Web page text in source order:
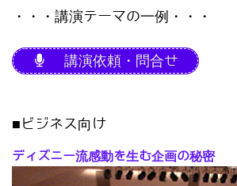
・・・講演テーマの一例・・・
講演依頼・問合せ
■ビジネス向け
ディズニー流感動を生む企画の秘密